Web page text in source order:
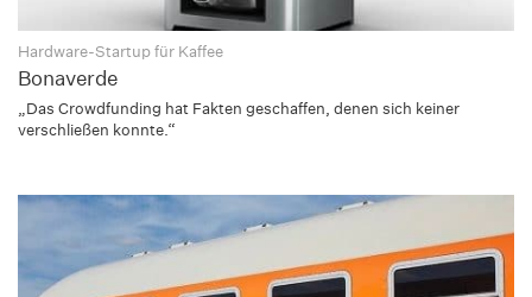
Hardware-Startup für Kaffee
Bonaverde
„Das Crowdfunding hat Fakten geschaffen, denen sich keiner
verschließen konnte.“